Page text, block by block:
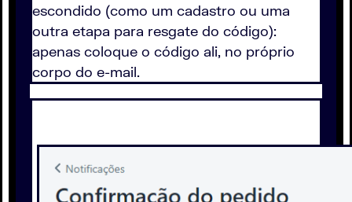
escondido (como um cadastro ou uma
outra etapa para resgate do código):
apenas coloque o código ali, no próprio
corpo do e-mail.